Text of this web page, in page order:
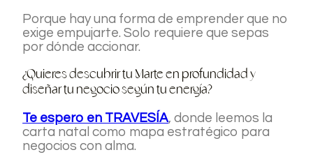
Porque hay una forma de emprender que no
exige empujarte. Solo requiere que sepas
por dónde accionar.
¿Quieres descubrir tu Marte en profundidad y
diseñar tu negocio según tu energía?
Te espero en TRAVESÍA, donde leemos la
carta natal como mapa estratégico para
negocios con alma.